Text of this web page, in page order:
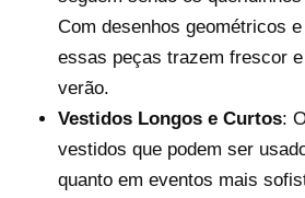
Com desenhos geométricos
essas peças trazem frescor
verão.
Vestidos Longos e Curtos:
vestidos que podem ser
quanto em eventos mais